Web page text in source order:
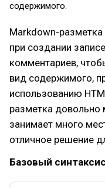
содержимого.
Markdown-
при создании
комментариев,
вид содержимого,
использованию
разметка довольно
занимает много
отличное решение
Базовый